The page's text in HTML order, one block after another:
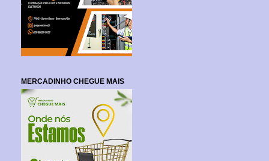
MERCADINHO CHEGUE MAIS